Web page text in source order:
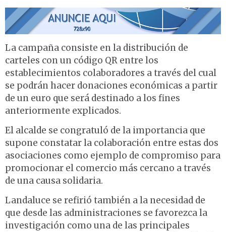
La campaña consiste en la distribución de
carteles con un código QR entre los
establecimientos colaboradores a través del cual
se podrán hacer donaciones económicas a partir
de un euro que será destinado a los fines
anteriormente explicados.
El alcalde se congratuló de la importancia que
supone constatar la colaboración entre estas dos
asociaciones como ejemplo de compromiso para
promocionar el comercio más cercano a través
de una causa solidaria.
Landaluce se refirió también a la necesidad de
que desde las administraciones se favorezca la
investigación como una de las principales